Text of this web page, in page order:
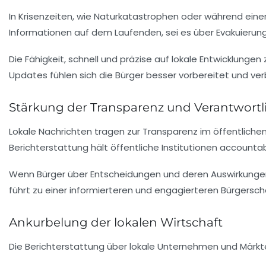
In Krisenzeiten, wie Naturkatastrophen oder während
Informationen auf dem Laufenden, sei es über
Die Fähigkeit, schnell und präzise auf lokale
Updates fühlen sich die Bürger besser vorbereitet und
Stärkung der Transparenz und
Lokale Nachrichten tragen zur Transparenz im
Berichterstattung hält öffentliche Institutionen
Wenn Bürger über Entscheidungen und deren
führt zu einer informierteren und engagierteren
Ankurbelung der lokalen Wirtschaft
Die Berichterstattung über lokale Unternehmen und